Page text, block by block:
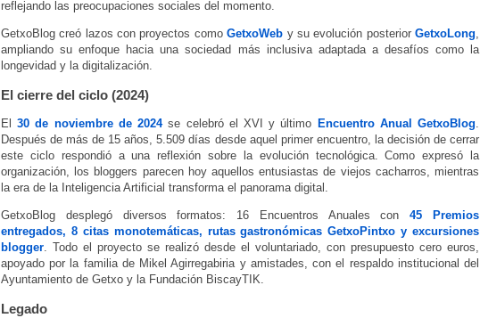
reflejando las preocupaciones sociales del momento.
GetxoBlog creó lazos con proyectos comoGetxoWeb y su evolución posteriorGetxoLong,
ampliando su enfoque hacia una sociedad más inclusiva adaptada a desafíos como la
longevidad y la digitalización.
El cierre del ciclo (2024)
El30 de noviembre de 2024se celebró el XVI y último Encuentro Anual GetxoBlog.
Después de más de 15 años, 5.509 días desde aquel primer encuentro, la decisión de cerrar
este ciclo respondió a una reflexión sobre la evolución tecnológica. Como expresó la
organización, los bloggers parecen hoy aquellos entusiastas de viejos cacharros, mientras
la era de la Inteligencia Artificial transforma el panorama digital.
GetxoBlog desplegó diversos formatos: 16 Encuentros Anuales con45 Premios
entregados, 8 citas monotemáticas, rutas gastronómicas GetxoPintxo y excursiones
blogger. Todo el proyecto se realizó desde el voluntariado, con presupuesto cero euros,
apoyado por la familia de Mikel Agirregabiria y amistades, con el respaldo institucional del
Ayuntamiento de Getxo y la Fundación BiscayTIK.
Legado